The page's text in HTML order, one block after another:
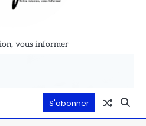
vous informer
S'abonner